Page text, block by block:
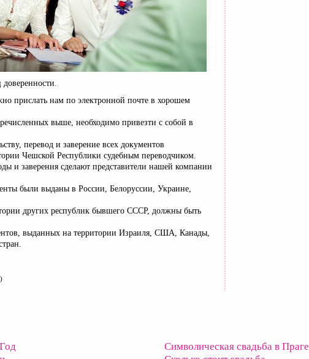
доверенности.
прислать нам по электронной почте в хорошем
выше, необходимо привезти с собой в
перевод и заверение всех документов
Чешской Республики судебным переводчиком.
и заверения сделают представители нашей компании
были выданы в России, Белоруссии, Украине,
других республик бывшего СССР, должны быть
выданных на территории Израиля, США, Канады,
Символическая свадьба в Праге